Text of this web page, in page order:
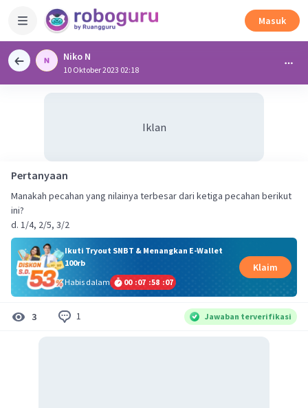
Masuk
Niko N
10 Oktober 2023 02:18
Iklan
Pertanyaan
Manakah pecahan yang nilainya terbesar dari ketiga pecahan berikut
ini?
d. 1/4, 2/5, 3/2
Ikuti Tryout SNBT & Menangkan E-Wallet
100rb
Habis dalam
00 :07 :58 :07
Klaim
3 1 Jawaban terverifikasi